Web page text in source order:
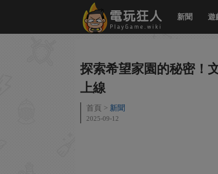
新聞 遊
探索希望家園的秘密！
上線
首頁 新聞
2025-09-12